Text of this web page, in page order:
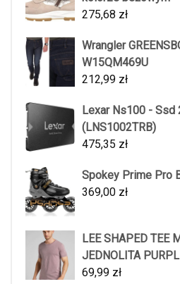
275,68 zł
Wrangler
W15QM469U
212,99 zł
Lexar Ns100 - Ssd
(LNS1002TRB)
475,35 zł
Spokey Prime Pro
369,00 zł
LEE SHAPED TEE
JEDNOLITA
69,99 zł